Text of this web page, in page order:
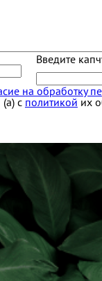
Введите
на обработку
с политикой их